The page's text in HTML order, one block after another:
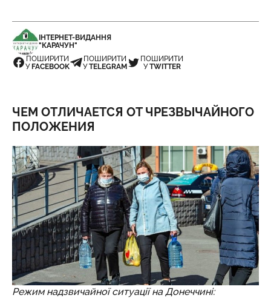
ІНТЕРНЕТ-ВИДАННЯ
"КАРАЧУН"
ПОШИРИТИ
У FACEBOOK
ПОШИРИТИ
УTELEGRAM
ПОШИРИТИ
УTWITTER
ЧЕМ ОТЛИЧАЕТСЯ ОТ ЧРЕЗВЫЧАЙНОГО
ПОЛОЖЕНИЯ
Режим надзвичайної ситуації на Донеччині: